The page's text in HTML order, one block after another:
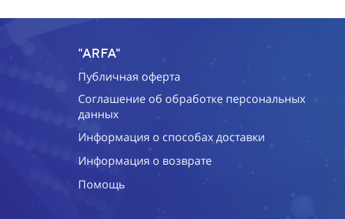
"ARFA"
Публичная оферта
Соглашение об обработке персональных
данных
Информация о способах доставки
Информация о возврате
Помощь